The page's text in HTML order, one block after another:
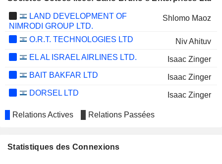
LAND DEVELOPMENT OF
NIMRODI GROUP LTD.
Shlomo Maoz
O.R.T. TECHNOLOGIES LTD
Niv Ahituv
EL AL ISRAEL AIRLINES LTD.
Isaac Zinger
BAIT BAKFAR LTD
Isaac Zinger
DORSEL LTD
Isaac Zinger
Relations Actives Relations Passées
Statistiques des Connexions